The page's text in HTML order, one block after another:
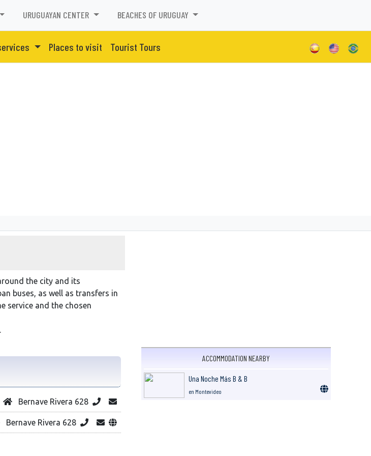
URUGUAYAN CENTER BEACHES OF URUGUAY
Places to visit Tourist Tours
the city and its
buses, as well as transfers in
service and the chosen
Bernave Rivera 628
Bernave Rivera 628
ACCOMMODATION NEARBY
Una Noche Más B & B
en Montevideo